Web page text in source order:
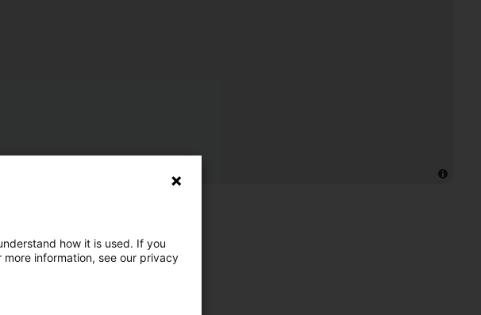
how it is used. If you
information, see our privacy